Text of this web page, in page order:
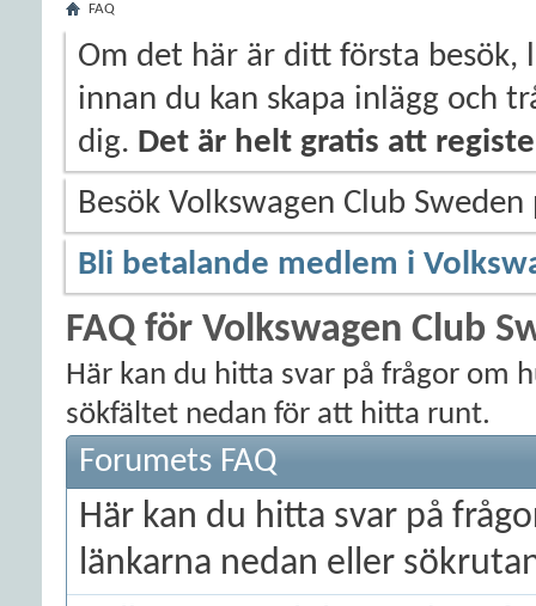
FAQ
Om det här är ditt första besök,
innan du kan skapa inlägg och
dig. Det är helt gratis att
Besök Volkswagen Club
Bli betalande medlem i
FAQ för Volkswagen Club
Här kan du hitta svar på frågor om
sökfältet nedan för att hitta runt.
Forumets FAQ
Här kan du hitta svar på
länkarna nedan eller